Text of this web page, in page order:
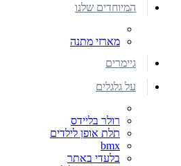
המיוחדים שלנו
מארזי מתנה
גיימרים
על גלגלים
רולר בליידס
תלת אופן לילדים
bmx
בלעדי באתר